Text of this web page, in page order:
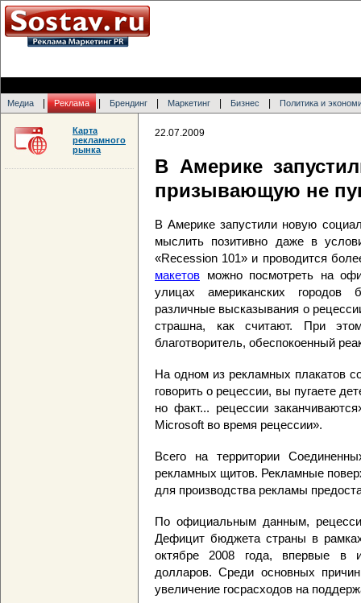
Медиа Реклама Брендинг Маркетинг Бизнес Политика и
22.07.2009
В Америке
призывающую не
В Америке запустили новую
мыслить позитивно даже в
«Recession 101» и проводится
макетов можно посмотреть на
улицах американских
различные высказывания о
страшна, как считают. При
благотворитель, обеспокоенный
На одном из рекламных плакатов
говорить о рецессии, вы пугаете
но факт... рецессии
Microsoft во время рецессии».
Всего на территории
рекламных щитов. Рекламные
для производства рекламы
По официальным данным,
Дефицит бюджета страны в
октябре 2008 года, впервые в
долларов. Среди основных
увеличение госрасходов на
Карта
рекламного
рынка